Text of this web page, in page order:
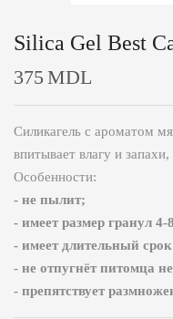
Silica Gel Best
375 MDL
Силикагель с ароматом
впитывает влагу и
Особенности:
- не пылит;
- имеет размер гранул
- имеет длительный
- не отпугнёт питомца
- препятствует